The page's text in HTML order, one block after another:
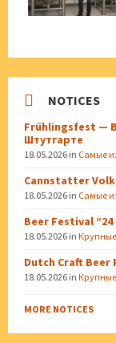
NOTICES
Frühlingsfest —
Штутгарте
18.05.2026 in Самые
Cannstatter
18.05.2026 in Самые
Beer Festival
18.05.2026 in
Dutch Craft Beer
18.05.2026 in
MORE NOTICES